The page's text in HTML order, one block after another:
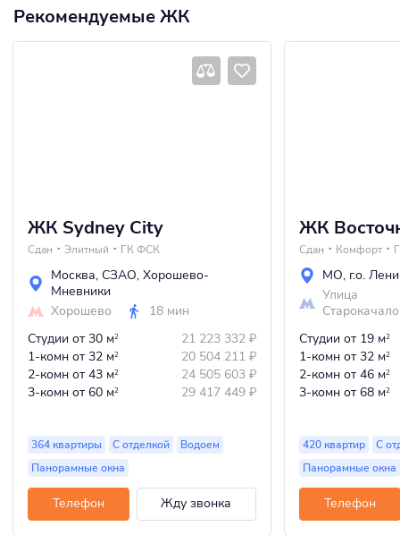
Рекомендуемые ЖК
ЖК Sydney City
Сдан Элитный ГК ФСК
Москва, СЗАО, Хорошево-
Мневники
Хорошево
18 мин
Студии от 30 м2 21 223 332 ₽
1-комн от 32 м2 20 504 211 ₽
2-комн от 43 м2 24 505 603 ₽
3-комн от 60 м2 29 417 449 ₽
364 квартиры С отделкой
Водоем
Панорамные окна
Телефон Жду звонка
ЖК
Сдан Комфорт
МО, г.о.
Улица
Студии от 19 м2
1-комн от 32 м2
2-комн от 46 м2
3-комн от 68 м2
420 квартир
С
Панорамные окна
Телефон